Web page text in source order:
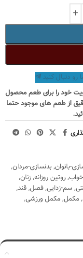
رو دنبال کنید
خود را برای طعم محصول
از طعم های موجود حتما
بانوان,بدنسازی-مردان,
خواب,روتین روزانه,زنان,
, سم-زدایی,فصل,قند,
,مکمل,مکمل ورزشی,